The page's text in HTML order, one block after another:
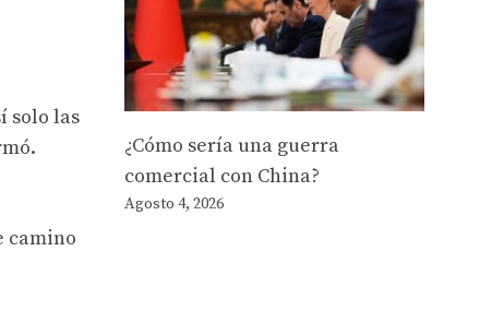
solo las
camino
¿Cómo sería una guerra
comercial con China?
Agosto 4, 2026